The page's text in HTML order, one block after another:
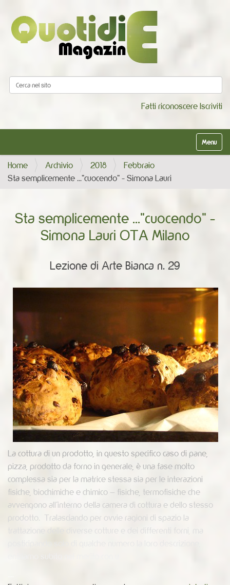
Cerca nel sito
Fatti riconoscere Iscriviti
Alterna la
Home Archivio 2018
Febbraio
Sta semplicemente ..."cuocendo" - Simona Lauri
Sta semplicemente ..."cuocendo" -
Simona Lauri OTA Milano
Lezione di Arte Bianca n. 29
La cottura di un prodotto, in questo specifico caso di pane,
pizza, prodotto da forno in generale, è una fase molto
complessa sia per la matrice stessa sia per le interazioni
fisiche, biochimiche e chimico – fisiche, termofisiche che
avvengono all’interno della camera di cottura e dello stesso
prodotto. Tralasciando per ovvie ragioni di spazio la
trattazione delle diverse cotture e dei differenti forni, ma